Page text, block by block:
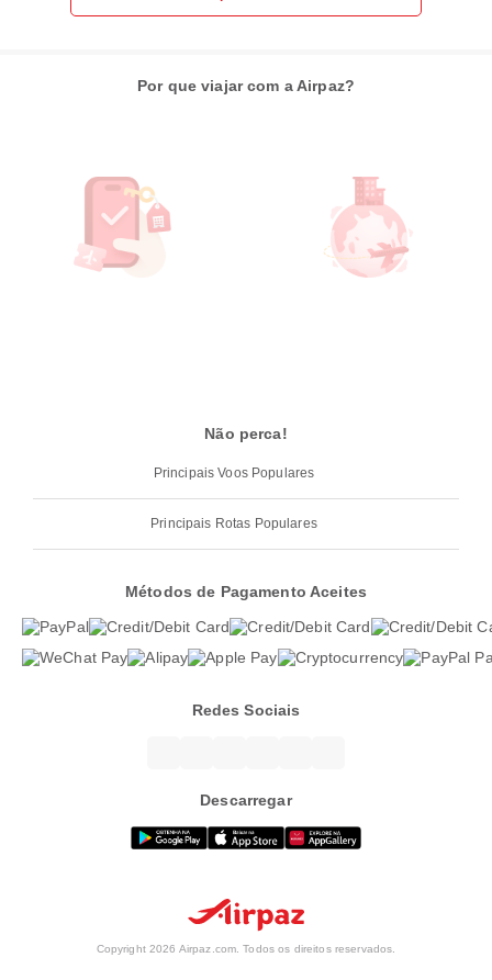
Por que viajar com a Airpaz?
Não perca!
Principais Voos Populares
Principais Rotas Populares
Métodos de Pagamento Aceites
Redes Sociais
Descarregar
Copyright 2026 Airpaz.com. Todos os direitos reservados.